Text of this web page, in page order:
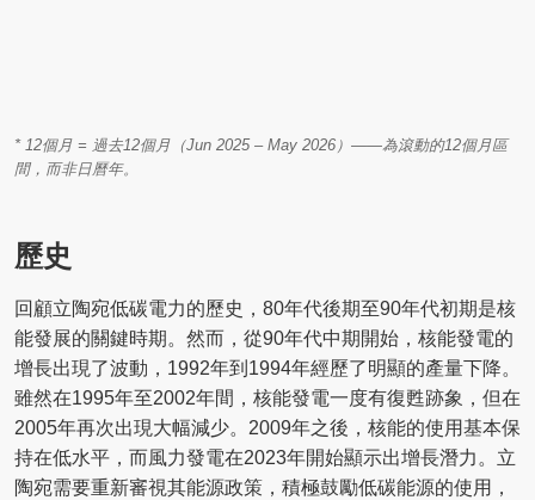
* 12個月 = 過去12個月（Jun 2025 – May 2026）——為滾動的12個月區
間，而非日曆年。
歷史
回顧立陶宛低碳電力的歷史，80年代後期至90年代初期是核
能發展的關鍵時期。然而，從90年代中期開始，核能發電的
增長出現了波動，1992年到1994年經歷了明顯的產量下降。
雖然在1995年至2002年間，核能發電一度有復甦跡象，但在
2005年再次出現大幅減少。2009年之後，核能的使用基本保
持在低水平，而風力發電在2023年開始顯示出增長潛力。立
陶宛需要重新審視其能源政策，積極鼓勵低碳能源的使用，